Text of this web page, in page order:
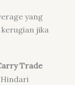
yang
jika
Trade
Hindari